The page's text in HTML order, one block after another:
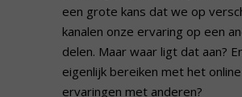
een grote kans dat we op
kanalen onze ervaring op een
delen. Maar waar ligt dat aan?
eigenlijk bereiken met het
ervaringen met anderen?